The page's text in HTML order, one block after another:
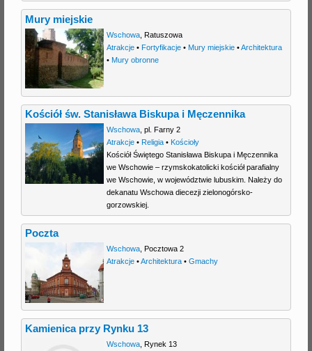
Mury miejskie
Wschowa, Ratuszowa
Atrakcje• Fortyfikacje• Mury miejskie•Architektura
• Mury obronne
Kościół św. Stanisława Biskupa i Męczennika
Wschowa, pl. Farny 2
Atrakcje• Religia• Kościoły
Kościół Świętego Stanisława Biskupa i Męczennika
we Wschowie – rzymskokatolicki kościół parafialny
we Wschowie, w województwie lubuskim. Należy do
dekanatu Wschowa diecezji zielonogórsko-
gorzowskiej.
Poczta
Wschowa,
Pocztowa 2
Atrakcje•Architektura• Gmachy
Kamienica przy Rynku 13
Wschowa, Rynek 13